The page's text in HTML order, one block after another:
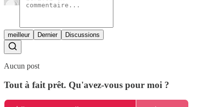
meilleur Dernier Discussions
Aucun post
Tout à fait prêt. Qu'avez-vous pour moi ?